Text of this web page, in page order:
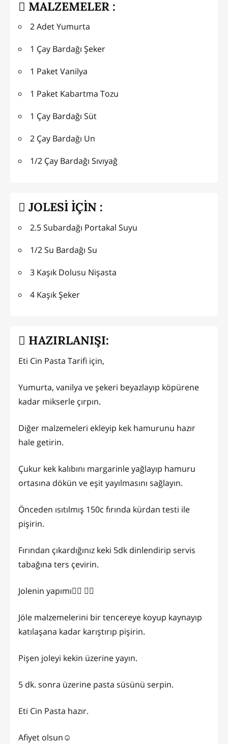
MALZEMELER :
2 Adet Yumurta
1 Çay Bardağı Şeker
1 Paket Vanilya
1 Paket Kabartma Tozu
1 Çay Bardağı Süt
2 Çay Bardağı Un
1/2 Çay Bardağı Sıvıyağ
JOLESİ İÇİN :
2.5 Subardağı Portakal Suyu
1/2 Su Bardağı Su
3 Kaşık Dolusu Nişasta
4 Kaşık Şeker
HAZIRLANIŞI:
Eti Cin Pasta Tarifi için,
Yumurta, vanilya ve şekeri beyazlayıp köpürene
kadar mikserle çırpın.
Diğer malzemeleri ekleyip kek hamurunu hazır
hale getirin.
Çukur kek kalıbını margarinle yağlayıp hamuru
ortasına dökün ve eşit yayılmasını sağlayın.
Önceden ısıtılmış 150c fırında kürdan testi ile
pişirin.
Fırından çıkardığınız keki 5dk dinlendirip servis
tabağına ters çevirin.
Jolenin yapımı👇🏼 👉🏻
Jöle malzemelerini bir tencereye koyup kaynayıp
katılaşana kadar karıştırıp pişirin.
Pişen joleyi kekin üzerine yayın.
5 dk. sonra üzerine pasta süsünü serpin.
Eti Cin Pasta hazır.
Afiyet olsun☺️